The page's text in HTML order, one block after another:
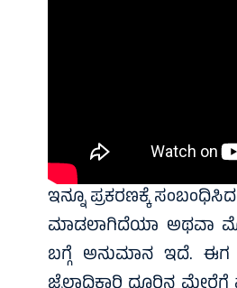
ಇನ್ನೂ ಪ್ರಕರಣಕ್ಕೆ
ಮಾಡಲಾಗಿದೆಯಾ ಅಥವಾ
ಬಗ್ಗೆ ಅನುಮಾನ ಇದೆ‌. ಈಗ